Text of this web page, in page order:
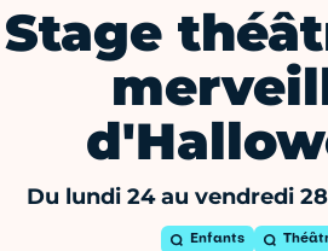
Stage
Du lundi 24 au vendredi
Enfants